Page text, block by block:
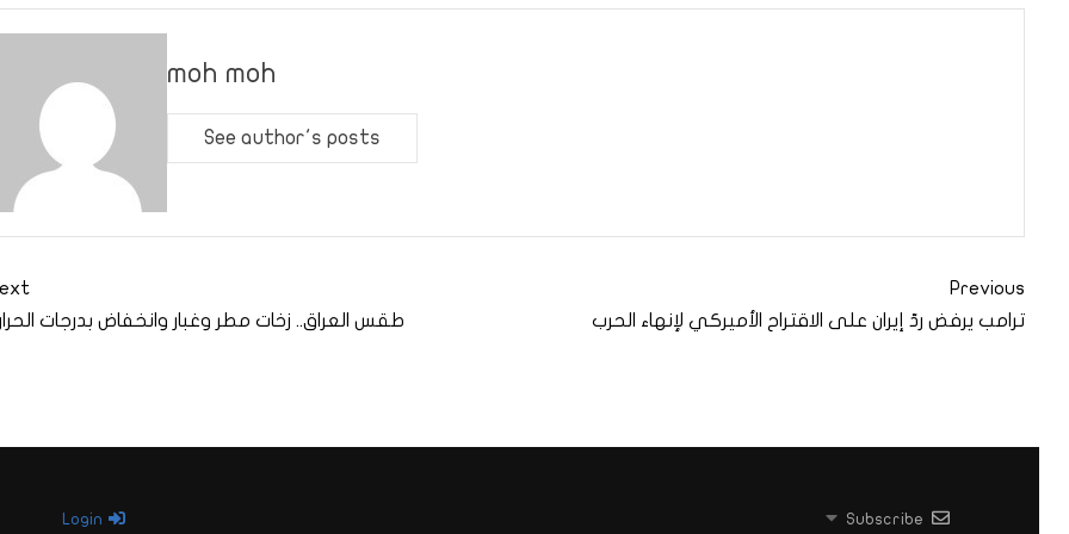
moh moh
See author's posts
Previous
ترامب يرفض ردّ إيران على الاقتراح الأميركي لإنهاء الحرب
طقس العراق.. زخات مطر وغبار وانخفاض بدرجات
Subscribe